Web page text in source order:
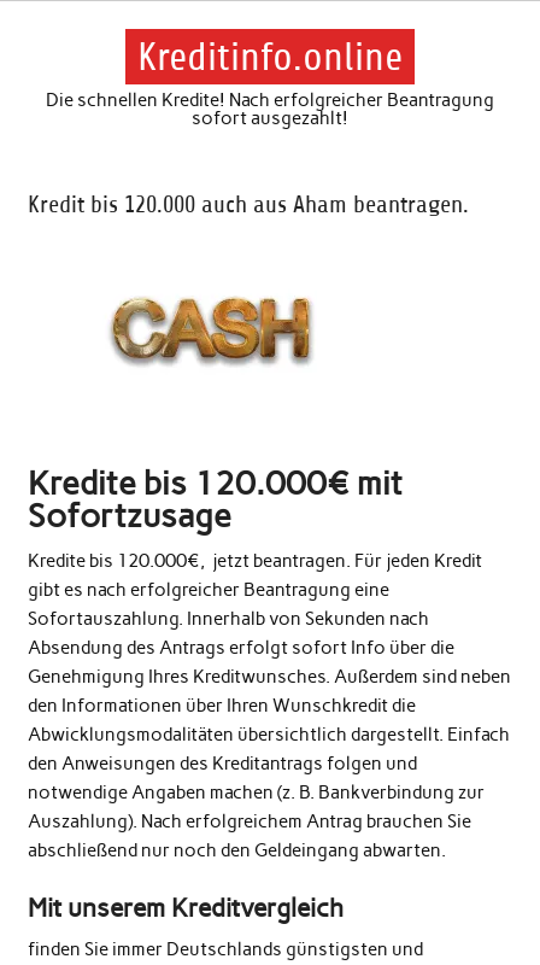
Skip
Kreditinfo.online
Die schnellen Kredite! Nach erfolgreicher Beantragung
sofort ausgezahlt!
Kredit bis 120.000 auch aus Aham beantragen.
Kredite bis 120.000€ mit
Sofortzusage
Kredite bis 120.000€, jetzt beantragen. Für jeden Kredit
gibt es nach erfolgreicher Beantragung eine
Sofortauszahlung. Innerhalb von Sekunden nach
Absendung des Antrags erfolgt sofort Info über die
Genehmigung Ihres Kreditwunsches. Außerdem sind neben
den Informationen über Ihren Wunschkredit die
Abwicklungsmodalitäten übersichtlich dargestellt. Einfach
den Anweisungen des Kreditantrags folgen und
notwendige Angaben machen (z. B. Bankverbindung zur
Auszahlung). Nach erfolgreichem Antrag brauchen Sie
abschließend nur noch den Geldeingang abwarten.
Mit unserem Kreditvergleich
finden Sie immer Deutschlands günstigsten und